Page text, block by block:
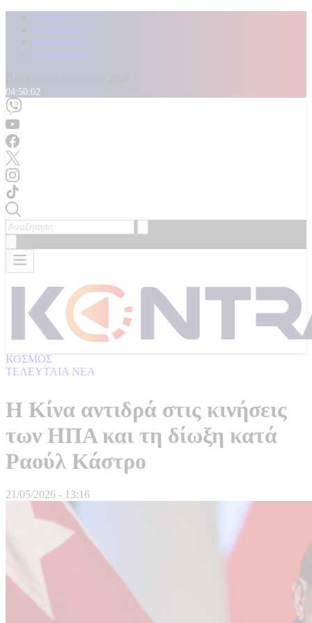
Αρχική
Kontra Live
Καταγγελίες
Επικοινωνία
04:50:03
ΚΟΣΜΟΣ
ΤΕΛΕΥΤΑΙΑ ΝΕΑ
Η Κίνα αντιδρά στις κινήσεις
των ΗΠΑ και τη δίωξη κατά
Ραούλ Κάστρο
21/05/2026 - 13:16